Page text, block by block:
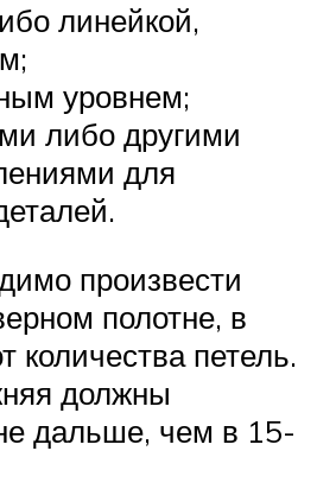
линейкой,
уровнем;
либо другими
для
произвести
полотне, в
количества петель.
должны
дальше, чем в 15-